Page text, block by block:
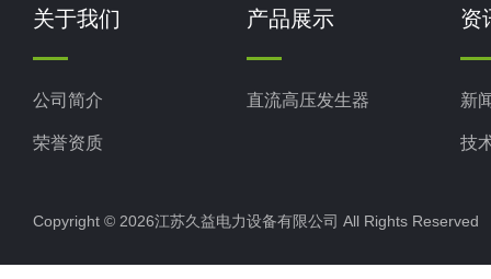
关于我们
公司简介
荣誉资质
产品展示
直流高压发生器
资
新
技
Copyright © 2026江苏久益电力设备有限公司 All Rights